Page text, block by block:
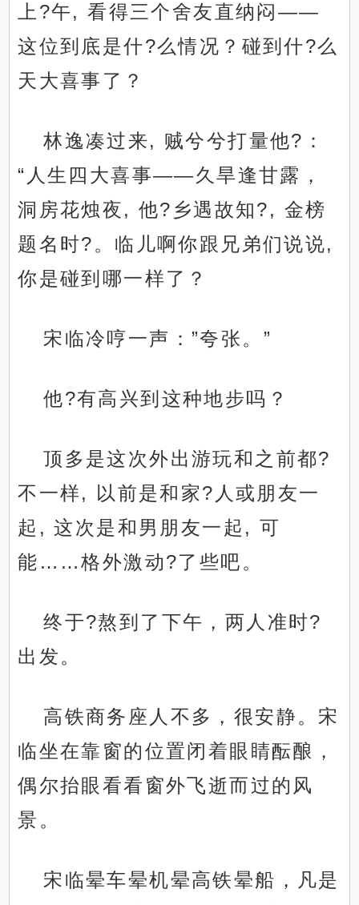
上?午, 看得三个舍友直纳闷——
这位到底是什?么情况？碰到什?么
天大喜事了？
林逸凑过来, 贼兮兮打量他?：
“人生四大喜事——久旱逢甘露，
洞房花烛夜, 他?乡遇故知?, 金榜
题名时?。临儿啊你跟兄弟们说说,
你是碰到哪一样了？
宋临冷哼一声：”夸张。”
他?有高兴到这种地步吗？
顶多是这次外出游玩和之前都?
不一样, 以前是和家?人或朋友一
起, 这次是和男朋友一起, 可
能……格外激动?了些吧。
终于?熬到了下午，两人准时?
出发。
高铁商务座人不多，很安静。宋
临坐在靠窗的位置闭着眼睛酝酿，
偶尔抬眼看看窗外飞逝而过的风
景。
宋临晕车晕机晕高铁晕船，凡是